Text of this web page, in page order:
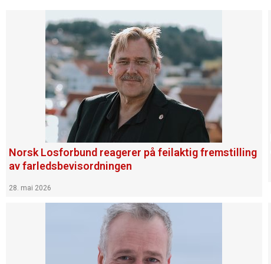
Norsk Losforbund reagerer på feilaktig fremstilling
av farledsbevisordningen
28. mai 2026